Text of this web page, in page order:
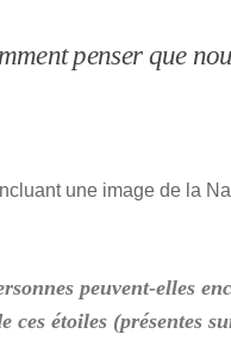
penser que
une image de la
peuvent-elles
ces étoiles (présentes